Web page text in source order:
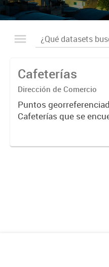
Cafeterías
Dirección de Comercio
Puntos
Cafeterías que se